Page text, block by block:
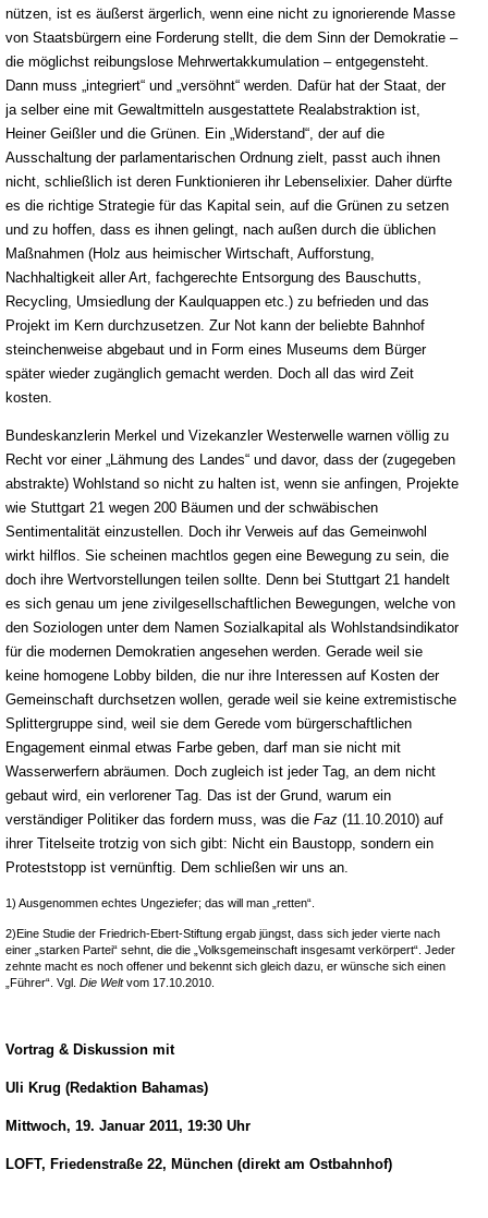
nützen, ist es äußerst ärgerlich, wenn eine nicht zu ignorierende Masse
von Staatsbürgern eine Forderung stellt, die dem Sinn der Demokratie –
die möglichst reibungslose Mehrwertakkumulation – entgegensteht.
Dann muss „integriert“ und „versöhnt“ werden. Dafür hat der Staat, der
ja selber eine mit Gewaltmitteln ausgestattete Realabstraktion ist,
Heiner Geißler und die Grünen. Ein „Widerstand“, der auf die
Ausschaltung der parlamentarischen Ordnung zielt, passt auch ihnen
nicht, schließlich ist deren Funktionieren ihr Lebenselixier. Daher dürfte
es die richtige Strategie für das Kapital sein, auf die Grünen zu setzen
und zu hoffen, dass es ihnen gelingt, nach außen durch die üblichen
Maßnahmen (Holz aus heimischer Wirtschaft, Aufforstung,
Nachhaltigkeit aller Art, fachgerechte Entsorgung des Bauschutts,
Recycling, Umsiedlung der Kaulquappen etc.) zu befrieden und das
Projekt im Kern durchzusetzen. Zur Not kann der beliebte Bahnhof
steinchenweise abgebaut und in Form eines Museums dem Bürger
später wieder zugänglich gemacht werden. Doch all das wird Zeit
kosten.
Bundeskanzlerin Merkel und Vizekanzler Westerwelle warnen völlig zu
Recht vor einer „Lähmung des Landes“ und davor, dass der (zugegeben
abstrakte) Wohlstand so nicht zu halten ist, wenn sie anfingen, Projekte
wie Stuttgart 21 wegen 200 Bäumen und der schwäbischen
Sentimentalität einzustellen. Doch ihr Verweis auf das Gemeinwohl
wirkt hilflos. Sie scheinen machtlos gegen eine Bewegung zu sein, die
doch ihre Wertvorstellungen teilen sollte. Denn bei Stuttgart 21 handelt
es sich genau um jene zivilgesellschaftlichen Bewegungen, welche von
den Soziologen unter dem Namen Sozialkapital als Wohlstandsindikator
für die modernen Demokratien angesehen werden. Gerade weil sie
keine homogene Lobby bilden, die nur ihre Interessen auf Kosten der
Gemeinschaft durchsetzen wollen, gerade weil sie keine extremistische
Splittergruppe sind, weil sie dem Gerede vom bürgerschaftlichen
Engagement einmal etwas Farbe geben, darf man sie nicht mit
Wasserwerfern abräumen. Doch zugleich ist jeder Tag, an dem nicht
gebaut wird, ein verlorener Tag. Das ist der Grund, warum ein
verständiger Politiker das fordern muss, was die Faz (11.10.2010) auf
ihrer Titelseite trotzig von sich gibt: Nicht ein Baustopp, sondern ein
Proteststopp ist vernünftig. Dem schließen wir uns an.
1) Ausgenommen echtes Ungeziefer; das will man „retten“.
2)Eine Studie der Friedrich-Ebert-Stiftung ergab jüngst, dass sich jeder vierte nach
einer „starken Partei“ sehnt, die die „Volksgemeinschaft insgesamt verkörpert“. Jeder
zehnte macht es noch offener und bekennt sich gleich dazu, er wünsche sich einen
„Führer“. Vgl. Die Weltvom 17.10.2010.
Vortrag & Diskussion mit
Uli Krug (Redaktion Bahamas)
Mittwoch, 19. Januar 2011, 19:30 Uhr
LOFT, Friedenstraße 22, München (direkt am Ostbahnhof)